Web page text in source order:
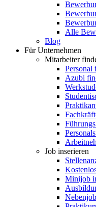
Alle
Blog
Für Unternehmen
Mitarbeiter
Personal
Azubi
Job inserieren
Minijob